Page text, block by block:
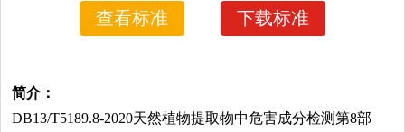
查看标准 下载标准
简介：
DB13/T5189.8-2020天然植物提取物中危害成分检测第8部